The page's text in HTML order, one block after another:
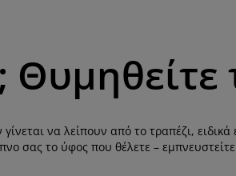
να λείπουν από το τραπέζι, ειδικά
σας το ύφος που θέλετε –